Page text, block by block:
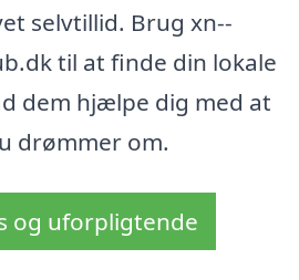
selvtillid. Brug xn--
til at finde din lokale
dem hjælpe dig med at
drømmer om.
og uforpligtende